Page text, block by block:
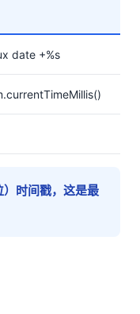
date +%s
时间戳，这是最